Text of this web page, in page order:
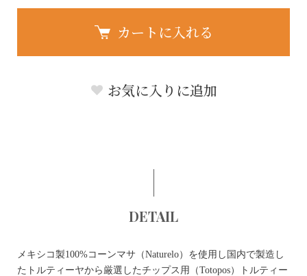
カートに入れる
お気に入りに追加
DETAIL
メキシコ製100%コーンマサ（Naturelo）を使用し国内で製造し
たトルティーヤから厳選したチップス用（Totopos）トルティー